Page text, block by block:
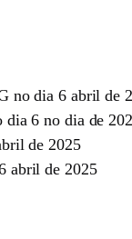
no dia 6 abril de
dia 6 no dia de
de 2025
abril de 2025